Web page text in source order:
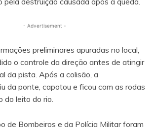
- Advertisement -
preliminares apuradas no local,
o controle da direção antes de atingir
da pista. Após a colisão, a
da ponte, capotou e ficou com as rodas
do leito do rio.
de Bombeiros e da Polícia Militar foram